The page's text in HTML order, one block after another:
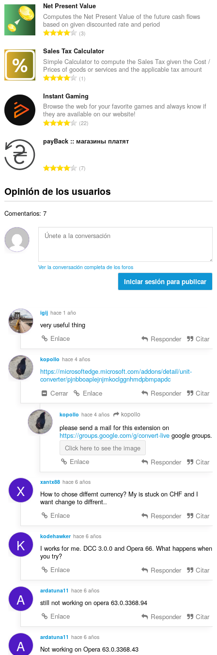
m
e
r
o
o
t
a
d
e
v
a
o
c
o
n
:
Net Present Value
Computes the Net Present Value of the future cash flows
based on given discounted rate and period
N
m
e
r
o
o
t
a
d
a
o
r
i
o
s
3
Sales Tax Calculator
Simple Calculator to compute the Sales Tax given the Cost /
Prices of goods or services and the applicable tax amount
N
m
e
r
o
o
a
e
v
o
r
c
i
1
Instant Gaming
Browse the web for your favorite games and always know if
they are available on our website!
N
m
o
o
t
d
e
l
o
s
:
22
payBack :: магазины платят
N
e
t
o
l
o
c
i
o
n
e
s
7
Opinión de los usuarios
Comentarios: 7
Ver la conversación completa de los foros
Iniciar sesión para publicar
igij hace 1 año
very useful thing
Enlace
Responder Citar
kopollo hace 4 años
https://microsoftedge.microsoft.com/addons/detail/unit-
converter/pjnbboaplejnjmkoclggnhmdpbmpapdc
Cerrar
Enlace Responder Citar
kopollo hace 4 años kopollo
please send a mail for this extension on
https://groups.google.com/g/convert-livegoogle groups.
Click here to see the image
Enlace
Responder Citar
X xantx88 hace 6 años
How to chose differnt currency? My is stuck on CHF and I
want change to diffrent..
Enlace
Responder Citar
K kodehawker hace 6 años
I works for me. DCC 3.0.0 and Opera 66. What happens when
you try?
Enlace
Responder Citar
A ardatuna11 hace 6 años
still not working on opera 63.0.3368.94
Enlace
Responder Citar
A ardatuna11 hace 6 años
Not working on Opera 63.0.3368.43